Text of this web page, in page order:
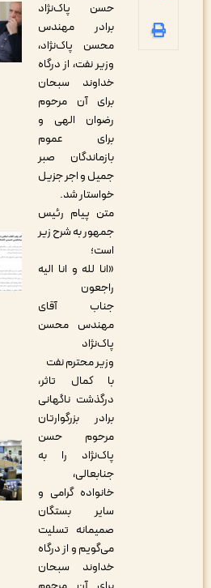
حسن پاک‌نژاد
برادر مهندس
محسن پاک‌نژاد،
وزیر نفت، از درگاه
خداوند سبحان
برای آن مرحوم
رضوان الهی و
برای عموم
بازماندگان صبر
جمیل و اجر جزیل
خواستار شد.
متن پیام رئیس
جمهور به شرح زیر
«انا‌ لله و انا الیه
جناب آقای
مهندس محسن
وزیر محترم نفت
با کمال تاثر،
درگذشت ناگهانی
برادر بزرگوارتان
مرحوم حسن
پاک‌نژاد را به
جنابعالی،
خانواده گرامی و
سایر بستگان
صمیمانه تسلیت
می‌گویم و از درگاه
خداوند سبحان